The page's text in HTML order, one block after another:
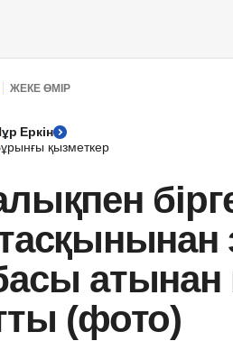
ЖЕКЕ ӨМІР
Еркін
қызметкер
атынан
(фото)